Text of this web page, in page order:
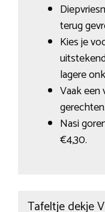
terug
Kies je
lagere
Vaak een
gerechten.
Nasi
€4,30.
Tafeltje dekje